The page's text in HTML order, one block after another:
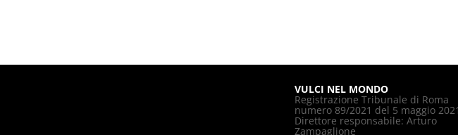
VULCI NEL MONDO
Registrazione Tribunale di Roma
numero 89/2021 del 5 maggio 2021
Direttore responsabile: Arturo
Zampaglione